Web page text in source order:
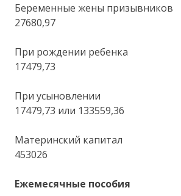
Беременные жены призывников
27680,97
При рождении ребенка
17479,73
При усыновлении
17479,73 или 133559,36
Материнский капитал
453026
Ежемесячные пособия